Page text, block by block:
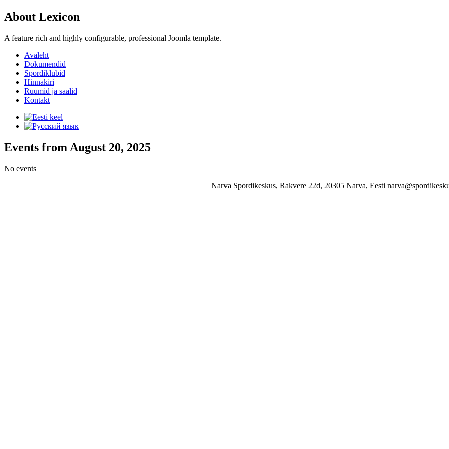
About Lexicon
A feature rich and highly configurable, professional Joomla template.
Avaleht
Dokumendid
Spordiklubid
Hinnakiri
Ruumid ja saalid
Kontakt
Events from August 20, 2025
No events
Narva Spordikeskus, Rakvere 22d, 20305 Narva, Eesti